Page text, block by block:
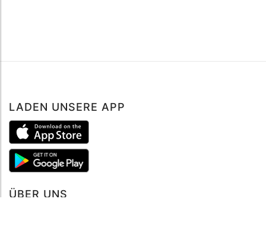
LADEN UNSERE APP
ÜBER UNS